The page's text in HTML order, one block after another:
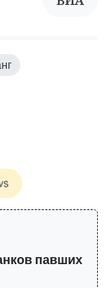
павших